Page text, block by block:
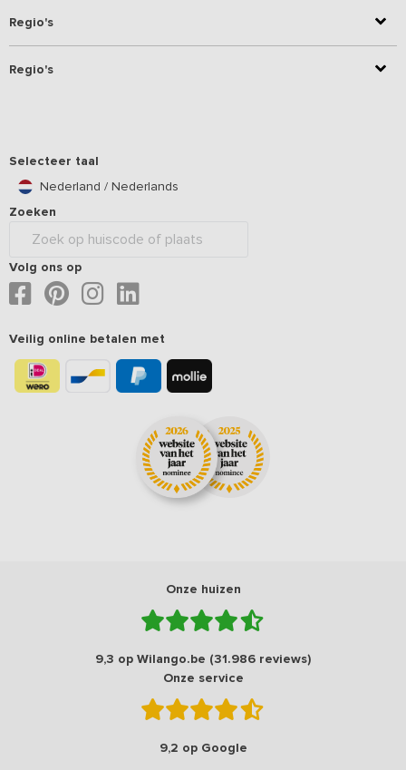
Regio's
Regio's
Selecteer taal
Nederland / Nederlands
Zoeken
Volg ons op
Veilig online betalen met
Onze huizen
9,3 op Wilango.be (31.986 reviews)
Onze service
9,2 op Google